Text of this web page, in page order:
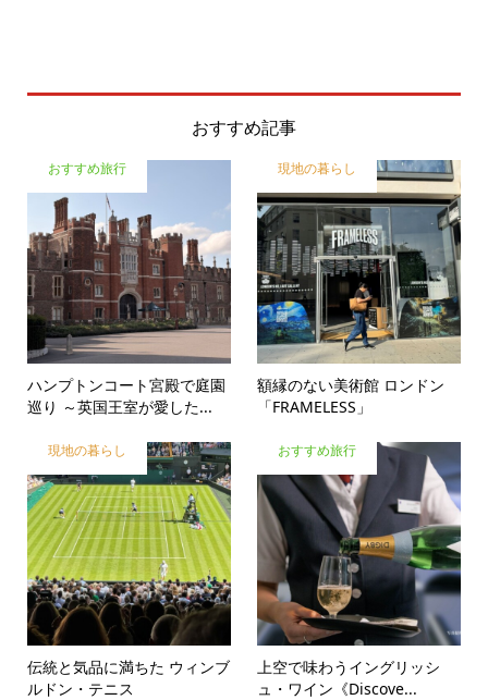
おすすめ記事
おすすめ旅行
ハンプトンコート宮殿で庭園
巡り ～英国王室が愛した...
現地の暮らし
額縁のない美術館 ロンドン
「FRAMELESS」
現地の暮らし
伝統と気品に満ちた ウィンブ
ルドン・テニス
おすすめ旅行
上空で味わうイングリッシ
ュ・ワイン《Discove...